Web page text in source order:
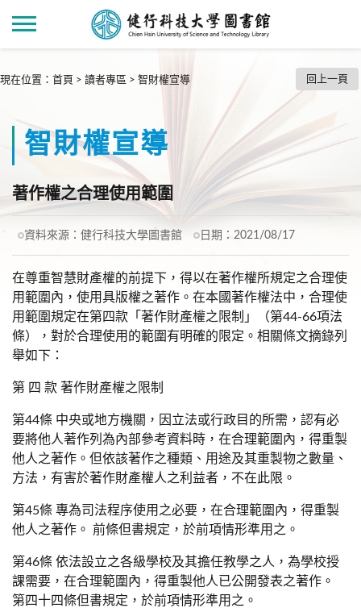
現在位置 ： 首頁 > 讀者專區 > 智財權宣導 回上一頁
智財權宣導
著作權之合理使用範圍
資料來源： 健行科技大學圖書館 日期： 2021/08/17
在尊重智慧財產權的前提下，得以在著作權所規定之合理使
用範圍內，使用具版權之著作。在本國著作權法中，合理使
用範圍規定在第四款「著作財產權之限制」（第44-66項法
條），對於合理使用的範圍有明確的限定。相關條文摘錄列
舉如下：
第 四 款 著作財產權之限制
第44條 中央或地方機關，因立法或行政目的所需，認有必
要將他人著作列為內部參考資料時，在合理範圍內，得重製
他人之著作。但依該著作之種類、用途及其重製物之數量、
方法，有害於著作財產權人之利益者，不在此限。
第45條 專為司法程序使用之必要，在合理範圍內，得重製
他人之著作。 前條但書規定，於前項情形準用之。
第46條 依法設立之各級學校及其擔任教學之人，為學校授
課需要，在合理範圍內，得重製他人已公開發表之著作。
第四十四條但書規定，於前項情形準用之。